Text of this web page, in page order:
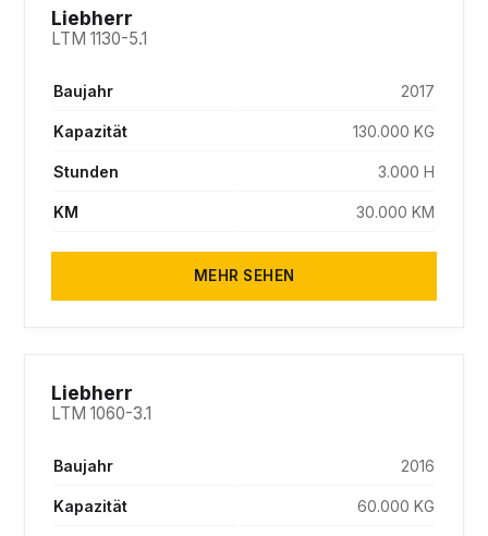
Liebherr
LTM 1130-5.1
Baujahr 2017
Kapazität 130.000 KG
Stunden 3.000 H
KM 30.000 KM
MEHR SEHEN
Liebherr
LTM 1060-3.1
Baujahr 2016
Kapazität 60.000 KG